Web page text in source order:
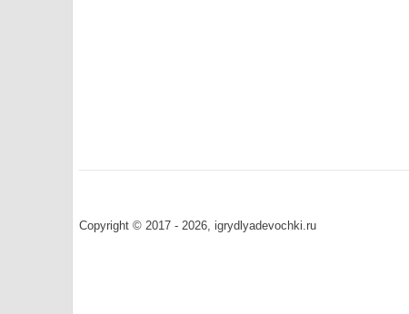
Copyright © 2017 - 2026, igrydlyadevochki.ru